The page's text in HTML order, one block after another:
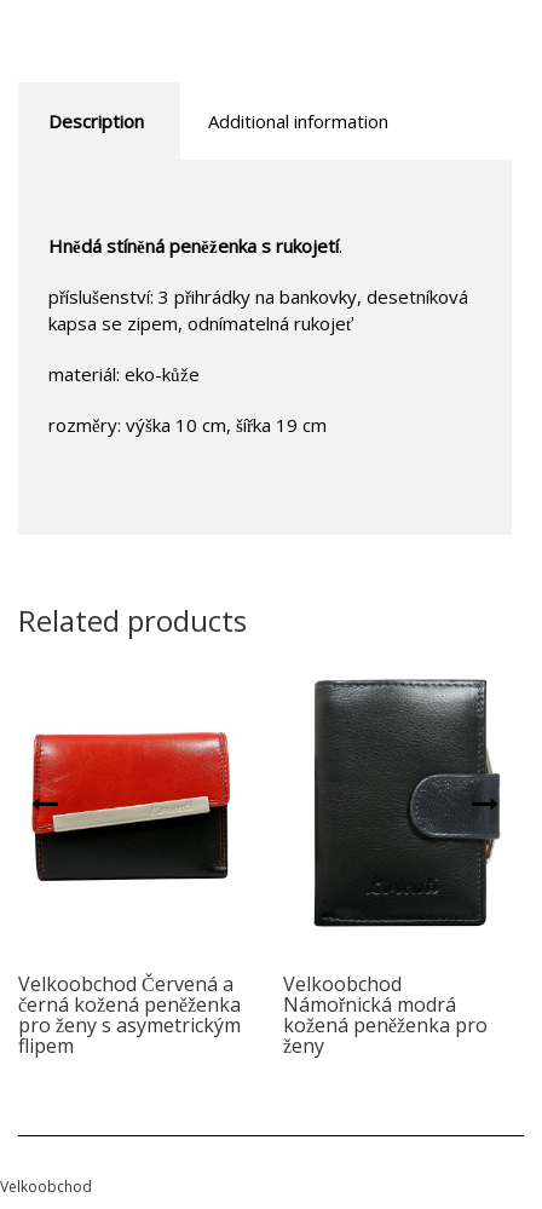
Description Additional information
Hnědá stíněná peněženka s rukojetí.
příslušenství: 3 přihrádky na bankovky, desetníková
kapsa se zipem, odnímatelná rukojeť
materiál: eko-kůže
rozměry: výška 10 cm, šířka 19 cm
Related products
Velkoobchod Červená a
černá kožená peněženka
pro ženy s asymetrickým
flipem
Velkoobchod
Námořnická modrá
kožená peněženka pro
ženy
Velkoobchod